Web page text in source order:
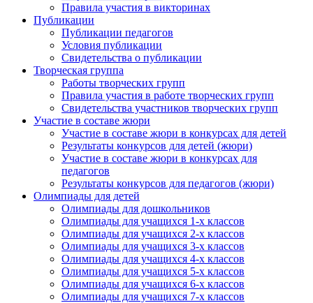
Правила участия в викторинах
Публикации
Публикации педагогов
Условия публикации
Свидетельства о публикации
Творческая группа
Работы творческих групп
Правила участия в работе творческих групп
Свидетельства участников творческих групп
Участие в составе жюри
Участие в составе жюри в конкурсах для детей
Результаты конкурсов для детей (жюри)
Участие в составе жюри в конкурсах для
педагогов
Результаты конкурсов для педагогов (жюри)
Олимпиады для детей
Олимпиады для дошкольников
Олимпиады для учащихся 1-х классов
Олимпиады для учащихся 2-х классов
Олимпиады для учащихся 3-х классов
Олимпиады для учащихся 4-х классов
Олимпиады для учащихся 5-х классов
Олимпиады для учащихся 6-х классов
Олимпиады для учащихся 7-х классов